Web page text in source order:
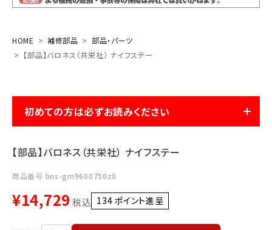
閲覧履歴一覧
農業資材
作業用品
HOME 補修部品
部品・パーツ
【部品】バロネス（共栄社） ナイフステー
初めての方は必ずお読みください
【部品】バロネス（共栄社） ナイフステー
商品番号 bns-gm9600750z0
¥14,729 税込 134 ポイント進呈 ]